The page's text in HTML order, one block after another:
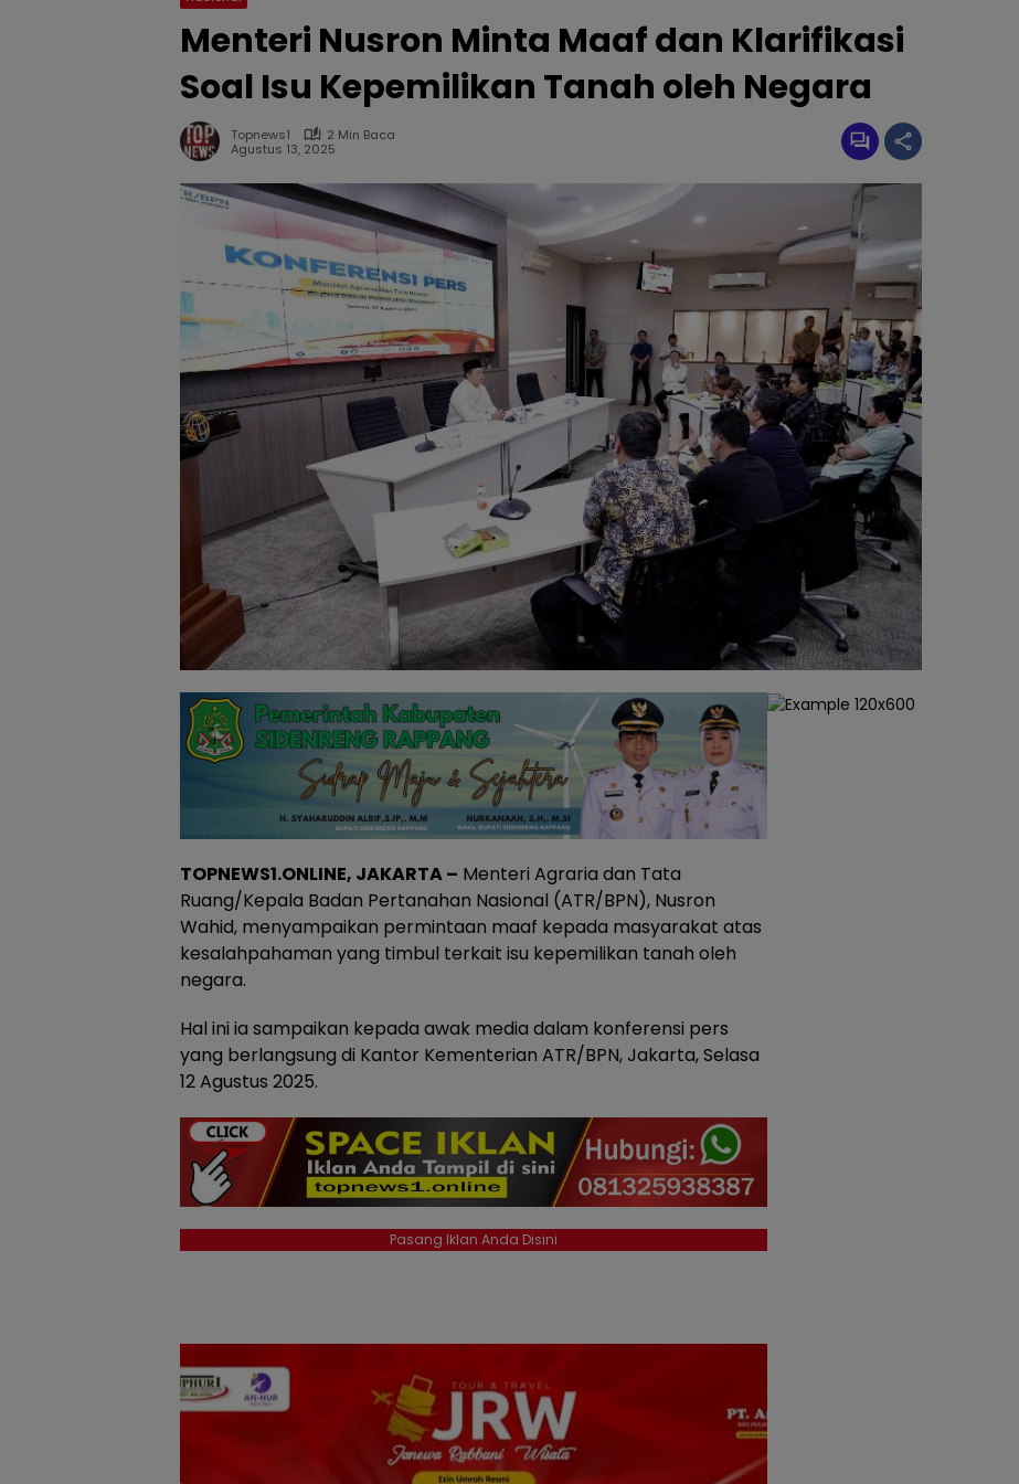
Menteri Nusron Minta Maaf dan Klarifikasi
Soal Isu Kepemilikan Tanah oleh Negara
Topnews1
2 Min Baca
Agustus 13, 2025
TOPNEWS1.ONLINE, JAKARTA – Menteri Agraria dan Tata
Ruang/Kepala Badan Pertanahan Nasional (ATR/BPN), Nusron
Wahid, menyampaikan permintaan maaf kepada masyarakat atas
kesalahpahaman yang timbul terkait isu kepemilikan tanah oleh
negara.
Hal ini ia sampaikan kepada awak media dalam konferensi pers
yang berlangsung di Kantor Kementerian ATR/BPN, Jakarta, Selasa
12 Agustus 2025.
Pasang Iklan Anda Disini